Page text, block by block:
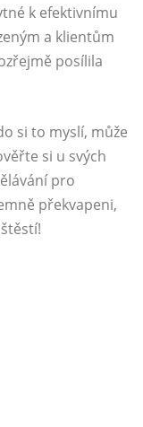
k efektivnímu
a klientům
posílila
si to myslí, může
si u svých
pro
překvapeni,